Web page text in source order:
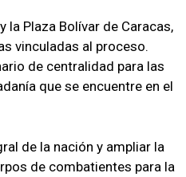
Plaza Bolívar de Caracas,
vinculadas al proceso.
de centralidad para las
que se encuentre en el
de la nación y ampliar la
de combatientes para la